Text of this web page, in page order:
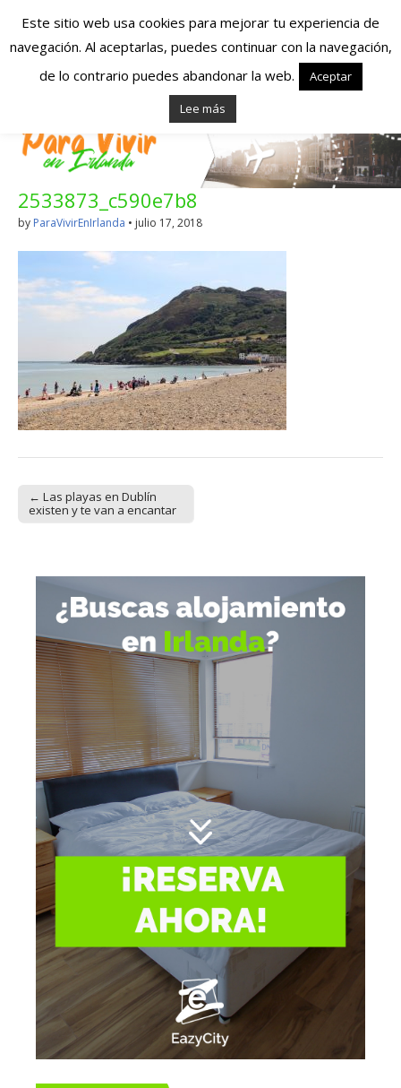
Españoles en
Irlanda – Vivir en
Irlanda – Trabajo
en Irlanda –
Alojamiento en
Irlanda
Blog dedicado a los que viven, estudian y trabajan en
2533873_c590e7b8
by ParaVivirEnIrlanda • julio 17, 2018
Post navigation
← Las playas en Dublín
existen y te van a encantar
Este sitio web usa cookies para mejorar tu experiencia de
navegación. Al aceptarlas, puedes continuar con la navegación,
de lo contrario puedes abandonar la web.
Aceptar
Lee más